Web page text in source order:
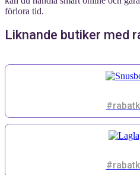
förlora tid.
Liknande butiker med